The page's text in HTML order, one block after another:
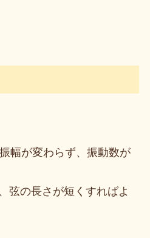
幅が変わらず、振動数が
弦の長さが短くすればよ